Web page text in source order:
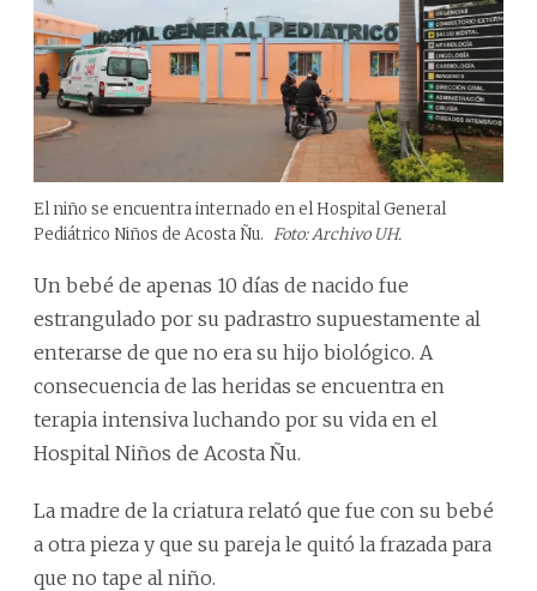
El niño se encuentra internado en el Hospital General
Pediátrico Niños de Acosta Ñu. Foto: Archivo UH.
Un bebé de apenas 10 días de nacido fue
estrangulado por su padrastro supuestamente al
enterarse de que no era su hijo biológico. A
consecuencia de las heridas se encuentra en
terapia intensiva luchando por su vida en el
Hospital Niños de Acosta Ñu.
La madre de la criatura relató que fue con su bebé
a otra pieza y que su pareja le quitó la frazada para
que no tape al niño.